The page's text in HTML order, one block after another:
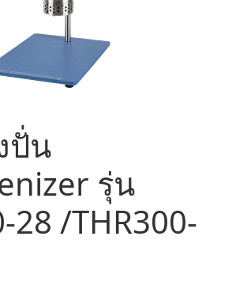
ปั่น
รุ่น
28 /THR300-